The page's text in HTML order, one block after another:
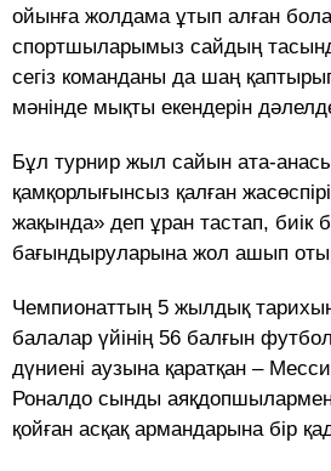
ойынға жолдама ұтып алған
спортшыларымыз сайдың
сегіз команданы да шаң
мәнінде мықты екендерін
Бұл турнир жыл сайын ата-
қамқорлығынсыз қалған
жақында» деп ұран тастап, биік
бағындыруларына жол ашып
Чемпионаттың 5 жылдық
балалар үйінің 56 балғын
дүниені аузына қаратқан –
Роналдо сынды аяқдопшылармен
қойған асқақ армандарына бір